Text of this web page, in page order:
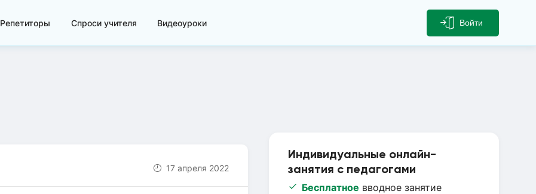
Репетиторы Спроси учителя Видеоуроки Войти
Индивидуальные онлайн-
занятия с педагогами
Бесплатное вводное занятие
17 апреля 2022